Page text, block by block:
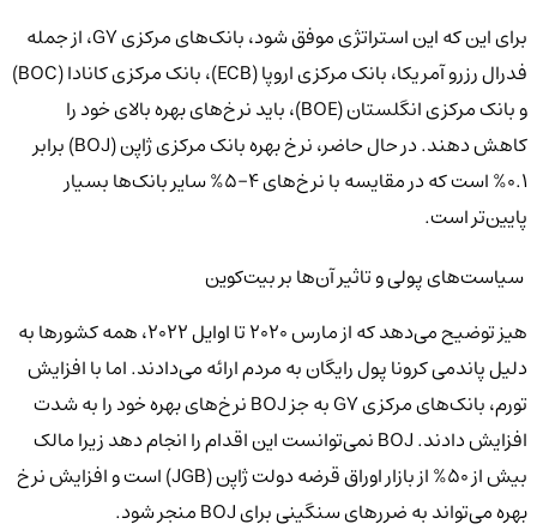
برای این که این استراتژی موفق شود، بانک‌های مرکزی G7، از جمله
فدرال رزرو آمریکا، بانک مرکزی اروپا (ECB)، بانک مرکزی کانادا (BOC)
و بانک مرکزی انگلستان (BOE)، باید نرخ‌های بهره بالای خود را
کاهش دهند. در حال حاضر، نرخ بهره بانک مرکزی ژاپن (BOJ) برابر
0.1% است که در مقایسه با نرخ‌های 4-5% سایر بانک‌ها بسیار
پایین‌تر است.
سیاست‌های پولی و تاثیر آن‌ها بر بیت‌کوین
هیز توضیح می‌دهد که از مارس 2020 تا اوایل 2022، همه کشورها به
دلیل پاندمی کرونا پول رایگان به مردم ارائه می‌دادند. اما با افزایش
تورم، بانک‌های مرکزی G7 به جز BOJ نرخ‌های بهره خود را به شدت
افزایش دادند. BOJ نمی‌توانست این اقدام را انجام دهد زیرا مالک
بیش از 50% از بازار اوراق قرضه دولت ژاپن (JGB) است و افزایش نرخ
بهره می‌تواند به ضررهای سنگینی برای BOJ منجر شود.